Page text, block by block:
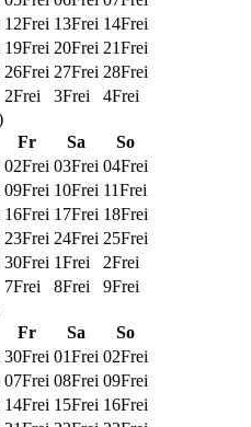
12Frei 13Frei 14Frei
19Frei 20Frei 21Frei
26Frei 27Frei 28Frei
2Frei 3Frei 4Frei
Fr Sa
So
02Frei 03Frei 04Frei
09Frei 10Frei 11Frei
16Frei 17Frei 18Frei
23Frei 24Frei 25Frei
30Frei 1Frei 2Frei
7Frei 8Frei 9Frei
Fr Sa
So
30Frei 01Frei 02Frei
07Frei 08Frei 09Frei
14Frei 15Frei 16Frei